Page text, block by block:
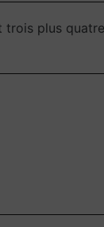
trois plus quatre